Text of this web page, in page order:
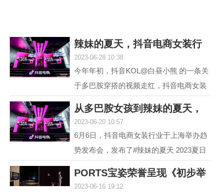
辣妹的夏天，抖音电商女装行
2023-06-28 10:38
今年年初，抖音KOL@白昼小熊 的一条关
于多巴胺穿搭的视频走红，抖音电商女装
最终，#多巴胺女孩 ...
从多巴胺女孩到辣妹的夏天，
2023-06-20 10:57
6月6日，抖音电商女装行业于上海举办趋
势发布会，发布了#辣妹的夏天 2023夏日
计，截至目前，#辣...
PORTS宝姿荣誉呈现《初步举
2023-06-16 19:12